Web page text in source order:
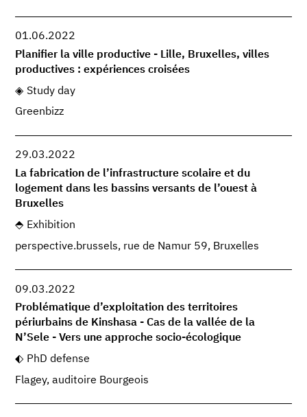
01.06.2022
Planifier la ville productive - Lille, Bruxelles, villes
productives : expériences croisées
Study day
Greenbizz
29.03.2022
La fabrication de l’infrastructure scolaire et du
logement dans les bassins versants de l’ouest à
Bruxelles
Exhibition
perspective.brussels, rue de Namur 59, Bruxelles
09.03.2022
Problématique d’exploitation des territoires
périurbains de Kinshasa - Cas de la vallée de la
N’Sele - Vers une approche socio-écologique
PhD defense
Flagey, auditoire Bourgeois